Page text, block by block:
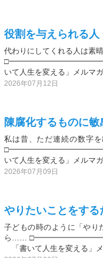
役割を与えられる人
代わりにしてくれる人は素
いて人生を変える」メル
2026年07月12日
陳腐化するものに敏
私は昔、ただ連続の数字
いて人生を変える」メル
2026年07月09日
やりたいことをする
子どもの時のように「やり
ら……
「書いて人生を変える」